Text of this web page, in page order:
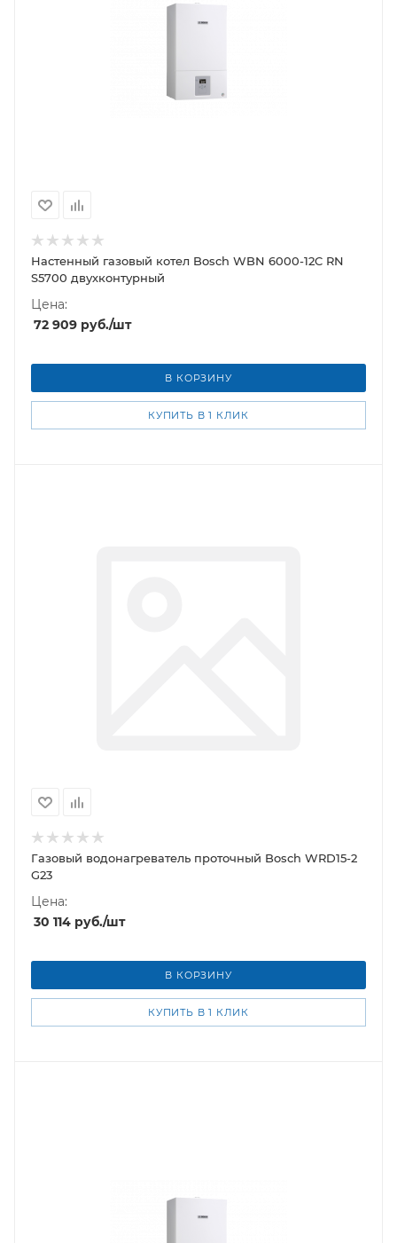
Настенный газовый котел Bosch WBN 6000-12C RN
S5700 двухконтурный
Цена:
72 909 руб./шт
В КОРЗИНУ
КУПИТЬ В 1 КЛИК
Газовый водонагреватель проточный Bosch WRD15-2
G23
Цена:
30 114 руб./шт
В КОРЗИНУ
КУПИТЬ В 1 КЛИК